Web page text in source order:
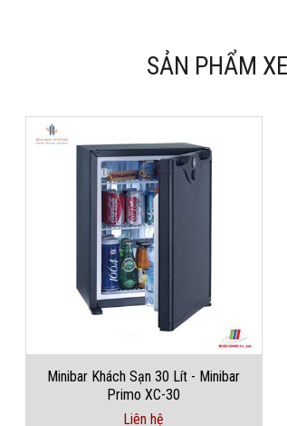
SẢN PHẨM
Minibar Khách Sạn 30 Lít - Minibar
Primo XC-30
Liên hệ